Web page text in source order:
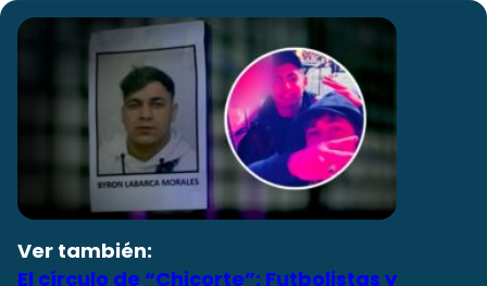
Ver también:
El círculo de “Chicorte”: Futbolistas y